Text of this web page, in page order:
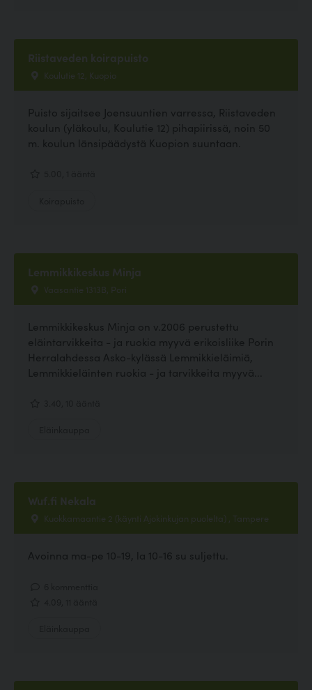
Riistaveden koirapuisto
Koulutie 12, Kuopio
Puisto sijaitsee Joensuuntien varressa, Riistaveden
koulun (yläkoulu, Koulutie 12) pihapiirissä, noin 50
m. koulun länsipäädystä Kuopion suuntaan.
Lemmikkikeskus Minja
Vaasantie 1313B, Pori
Lemmikkikeskus Minja on v.2006 perustettu
eläintarvikkeita - ja ruokia myyvä erikoisliike Porin
Herralahdessa Asko-kylässä Lemmikkieläimiä,
Lemmikkieläinten ruokia - ja tarvikkeita myyvä...
Wuf.fi Nekala
Kuokkamaantie 2 (käynti Ajokinkujan puolelta) , Tampere
Avoinna ma-pe 10-19, la 10-16 su suljettu.